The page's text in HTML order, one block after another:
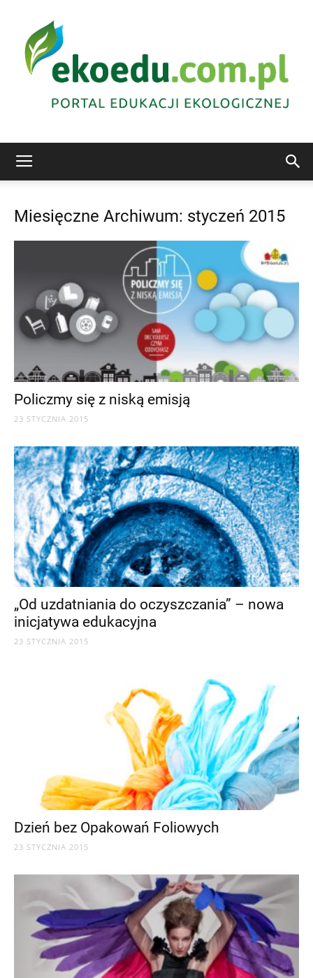
Abrys
Miesięczne Archiwum: styczeń 2015
Policzmy się z niską emisją
23 STYCZNIA 2015
„Od uzdatniania do oczyszczania” – nowa
inicjatywa edukacyjna
23 STYCZNIA 2015
Dzień bez Opakowań Foliowych
23 STYCZNIA 2015